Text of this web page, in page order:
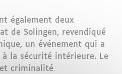
également deux
de Solingen, revendiqué
un événement qui a
la sécurité intérieure. Le
criminalité